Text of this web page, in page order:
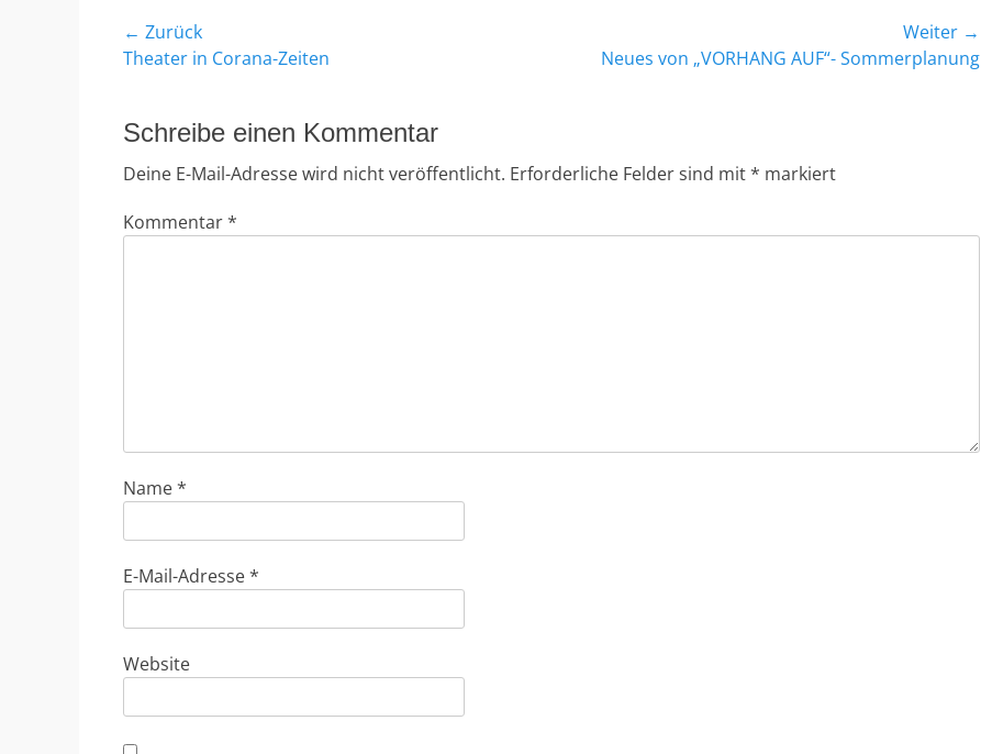
Beitragsnavigation
← Zurück
Vorheriger
Theater in Corana-Zeiten
Weiter →
NächsterNeues von „VORHANG AUF“- Sommerplanung
Schreibe einen Kommentar
Deine E-Mail-Adresse wird nicht veröffentlicht. Erforderliche Felder sind mit* markiert
Kommentar*
Name*
E-Mail-Adresse*
Website